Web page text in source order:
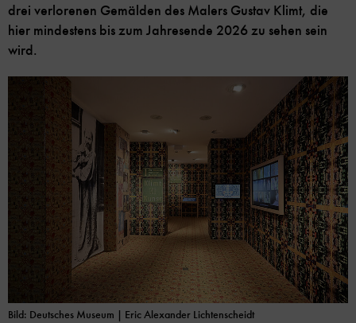
Bild: Deutsches Museum | Eric Alexander Lichtenscheidt
drei verlorenen Gemälden des Malers Gustav Klimt, die
hier mindestens bis zum Jahresende 2026 zu sehen sein
wird.